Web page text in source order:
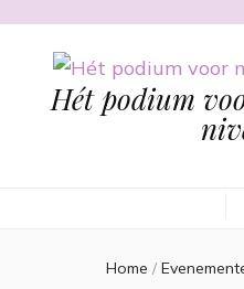
Hét podium
Home /